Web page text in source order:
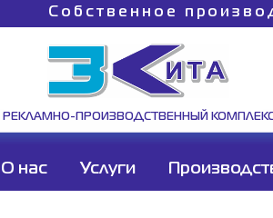
Собственное
РЕКЛАМНО-ПРОИЗВОДСТВЕННЫЙ
О нас Услуги